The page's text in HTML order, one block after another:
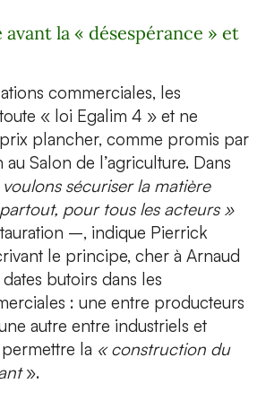
la « désespérance » et
commerciales, les
« loi Egalim 4 » et ne
plancher, comme promis par
Salon de l’agriculture. Dans
sécuriser la matière
pour tous les acteurs »
–, indique Pierrick
le principe, cher à Arnaud
butoirs dans les
: une entre producteurs
autre entre industriels et
la « construction du
».